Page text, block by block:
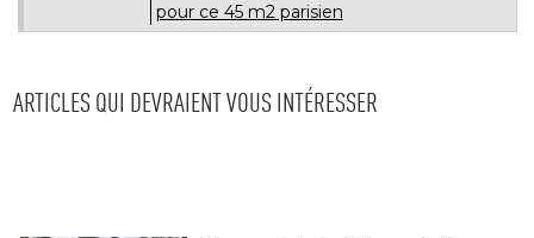
pour ce 45 m2 parisien
ARTICLES QUI DEVRAIENT VOUS INTÉRESSER